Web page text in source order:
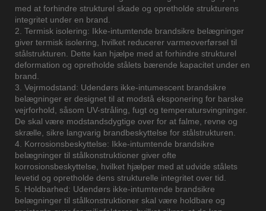
med at forhindre strukturel skade og opretholde strukturens
integritet under en brand.
2. Termisk isolering: Ikke-intumtende brandsikre belægninger
giver termisk isolering, hvilket reducerer varmeoverførsel til
stålstrukturen. Dette kan hjælpe med at forhindre strukturel
deformation og opretholde stålets bærende kapacitet under en
brand.
3. Vejrmodstand: Udendørs ikke-intumescent brandsikre
belægninger er designet til at modstå eksponering for barske
vejrforhold, såsom UV-stråling, fugt og temperatursvingninger.
De skal være modstandsdygtige over for at falme, revne og
skrælle, sikre langvarig brandbeskyttelse for stålstrukturen.
4. Korrosionsbeskyttelse: Ikke-intumtende brandsikre
belægninger til stålkonstruktioner giver ofte
korrosionsbeskyttelse, hvilket hjælper med at udvide stålets
levetid og opretholde dens strukturelle integritet over tid.
5. Holdbarhed: Udendørs ikke-intumtende brandsikre
belægninger til stålkonstruktioner skal være holdbare og